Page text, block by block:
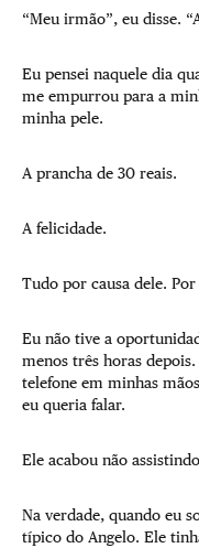
“Meu irmão”, eu disse.
Eu pensei naquele dia
me empurrou para a
minha pele.
A prancha de 30 reais.
A felicidade.
Tudo por causa dele. Por
Eu não tive a
menos três horas
telefone em minhas
eu queria falar.
Ele acabou não
Na verdade, quando eu
típico do Angelo. Ele